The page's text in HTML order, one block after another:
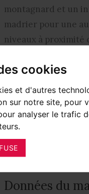
cookies
et d'autres
sur notre site, pour
analyser le trafic
montagnard et un
madrier pour une
niveaux à proximité
Prestations de
contemporains et
des Aravis.
Profitez du plaisir
détendez-vous
Manigod. Vacances
Données du